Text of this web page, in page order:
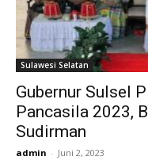
Sulawesi Selatan
Gubernur Sulsel
Pancasila 2023,
Sudirman
admin - Juni 2, 2023